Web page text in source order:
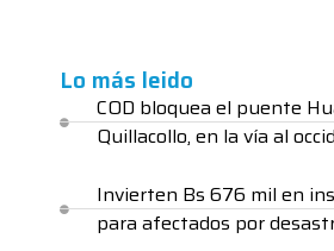
Lo más leido
COD bloquea el puente
Quillacollo, en la vía al
Invierten Bs 676 mil en
para afectados por